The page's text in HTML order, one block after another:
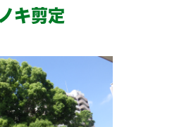
キ剪定